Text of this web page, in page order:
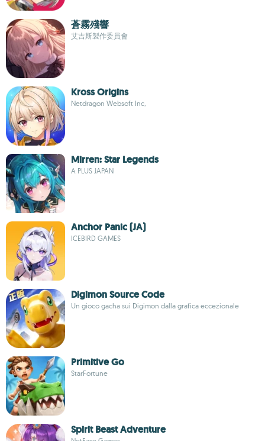
蒼霧殘響
艾吉斯製作委員會
Kross Origins
Netdragon Websoft Inc,
Mirren: Star Legends
A PLUS JAPAN
Anchor Panic (JA)
ICEBIRD GAMES
Digimon Source Code
Un gioco gacha sui Digimon dalla grafica eccezionale
Primitive Go
StarFortune
Spirit Beast Adventure